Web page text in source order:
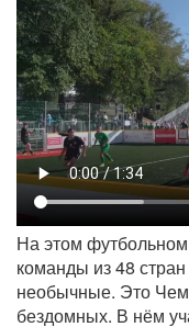
На этом
команды из 48
необычные. Это
бездомных. В нём